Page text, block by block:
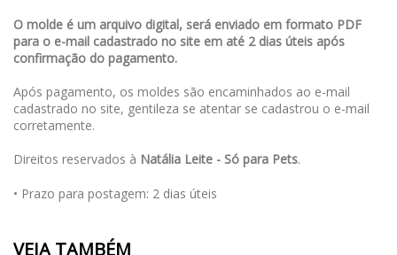
O molde é um arquivo digital, será enviado em formato PDF
para o e-mail cadastrado no site em até 2 dias úteis após
confirmação do pagamento.
Após pagamento, os moldes são encaminhados ao e-mail
cadastrado no site, gentileza se atentar se cadastrou o e-mail
corretamente.
Direitos reservados à Natália Leite - Só para Pets.
• Prazo para postagem: 2 dias úteis
VEJA TAMBÉM